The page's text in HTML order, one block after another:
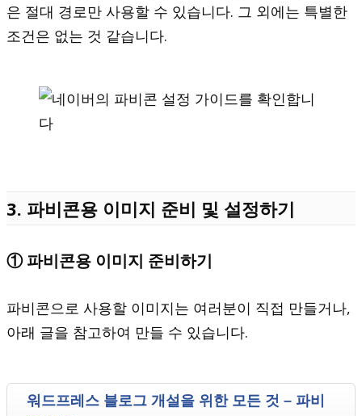
은 절대 경로만 사용할 수 있습니다. 그 외에는 특별한
조건은 없는 것 같습니다.
3. 파비콘용 이미지 준비 및 설정하기
① 파비콘용 이미지 준비하기
파비콘으로 사용할 이미지는 여러분이 직접 만들거나,
아래 글을 참고하여 만들 수 있습니다.
워드프레스 블로그 개설을 위한 모든 것 – 파비